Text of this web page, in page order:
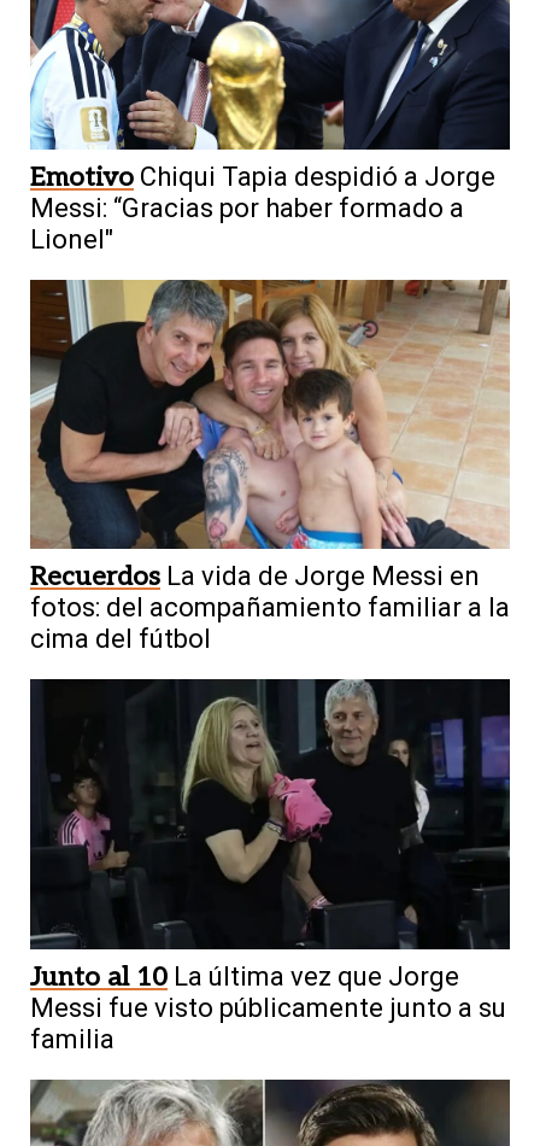
Emotivo Chiqui Tapia despidió a Jorge
Messi: “Gracias por haber formado a
Lionel"
Recuerdos La vida de Jorge Messi en
fotos: del acompañamiento familiar a la
cima del fútbol
Junto al 10 La última vez que Jorge
Messi fue visto públicamente junto a su
familia